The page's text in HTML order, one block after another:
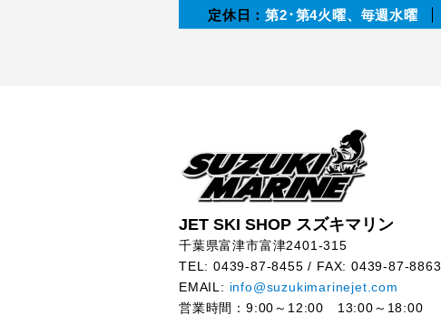
定休日：第2･第4火曜、毎週水曜
JET SKI SHOP スズキマリン
千葉県富津市富津2401-315
TEL: 0439-87-8455 / FAX: 0439-87-8863
EMAIL: info@suzukimarinejet.com
営業時間：9:00～12:00 13:00～18:00